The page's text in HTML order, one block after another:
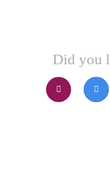
Did you